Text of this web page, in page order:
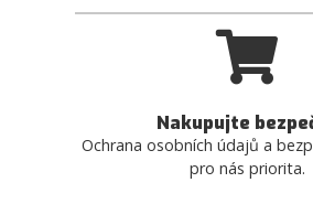
Nakupujte
Ochrana osobních údajů a
pro nás priorita.